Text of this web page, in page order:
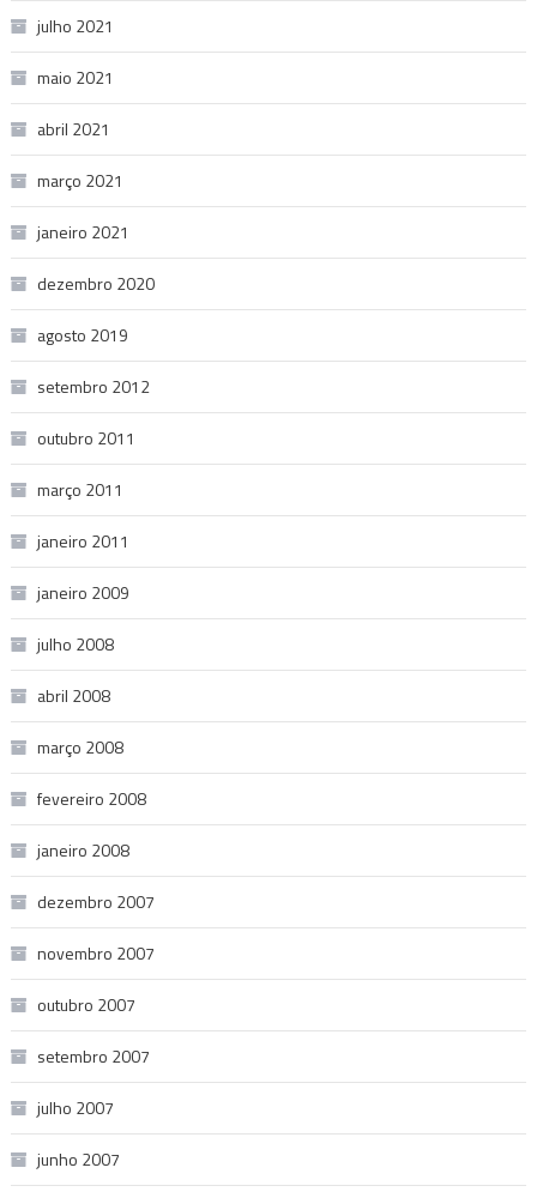
julho 2021
maio 2021
abril 2021
março 2021
janeiro 2021
dezembro 2020
agosto 2019
setembro 2012
outubro 2011
março 2011
janeiro 2011
janeiro 2009
julho 2008
abril 2008
março 2008
fevereiro 2008
janeiro 2008
dezembro 2007
novembro 2007
outubro 2007
setembro 2007
julho 2007
junho 2007